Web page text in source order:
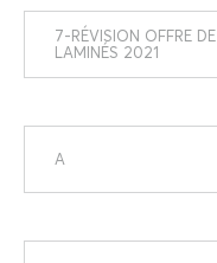
7-RÉVISION OFFRE DE
LAMINÉS 2021
A